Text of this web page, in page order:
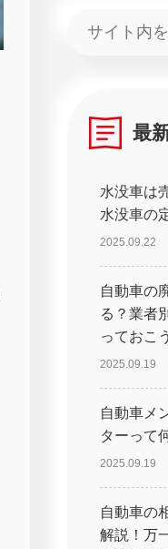
最
水没車は
水没車の
2025.09.22
自動車の
る？業者
っておこ
2025.09.19
自動車メ
ターって
2025.09.19
自動車の
解説！万